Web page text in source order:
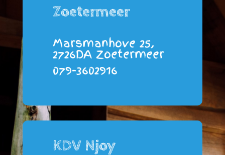
Zoetermeer
Marsmanhove 25,
2726DA Zoetermeer
079-3602916
KDV Njoy